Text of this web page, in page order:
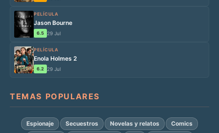
PELÍCULA
Jason Bourne
6.5 29 Jul
PELÍCULA
Enola Holmes 2
6.2 29 Jul
TEMAS POPULARES
Espionaje Secuestros Novelas y relatos
Comics